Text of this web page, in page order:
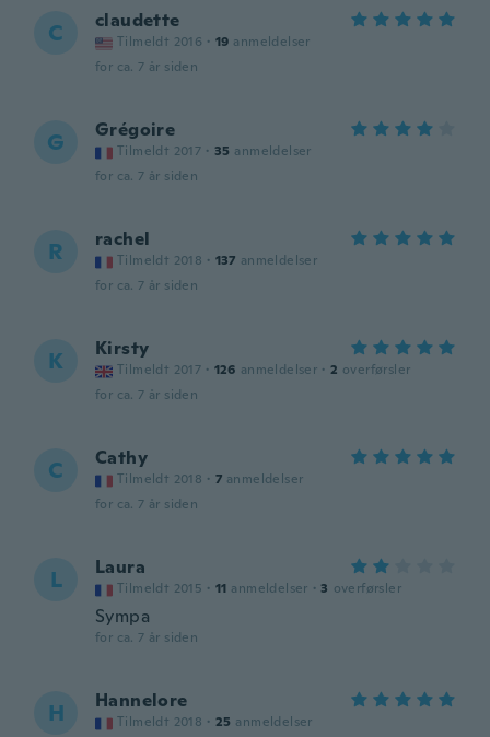
C claudette
Tilmeldt 2016 · 19 anmeldelser
for ca. 7 år siden
G Grégoire
Tilmeldt 2017 · 35 anmeldelser
for ca. 7 år siden
R rachel
Tilmeldt 2018 · 137 anmeldelser
for ca. 7 år siden
K Kirsty
Tilmeldt 2017 · 126 anmeldelser · 2 overførsler
for ca. 7 år siden
C Cathy
Tilmeldt 2018 · 7 anmeldelser
for ca. 7 år siden
L Laura
Tilmeldt 2015 · 11 anmeldelser · 3 overførsler
Sympa
for ca. 7 år siden
H Hannelore
Tilmeldt 2018 · 25 anmeldelser